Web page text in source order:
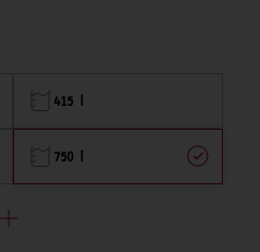
415 l
750 l